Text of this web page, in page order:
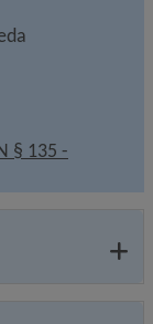
§ 135 -
i nytt fönster.